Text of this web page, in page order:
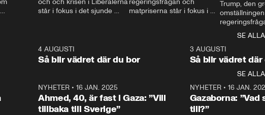
Ska vi
vi förstås
står i fokus i det sjunde
kommentator My
Rohwedder ställer
utbildnings- och
Mohamsson till svars.
matpriserna står i fokus i
Rohwedder ställer
statsminister Ulf Kristersson
Trump, den
centrum i
avsnittet av
Makten”. Se
Aftonbladets
Rohwedder
Thand Ring
SE ALLA
4 AUGUSTI
Så blir vädret där du bor
3 AUGUSTI
Så blir vädret där
SE ALLA
NYHETER• 16 JAN. 2025
Ahmed, 40, är fast i Gaza: ”Vill
tillbaka till Sverige”
NYHETER• 16 JAN.
Gazaborna:
till?”